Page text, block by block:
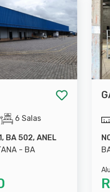
6 Salas
BA 502, ANEL
- BA